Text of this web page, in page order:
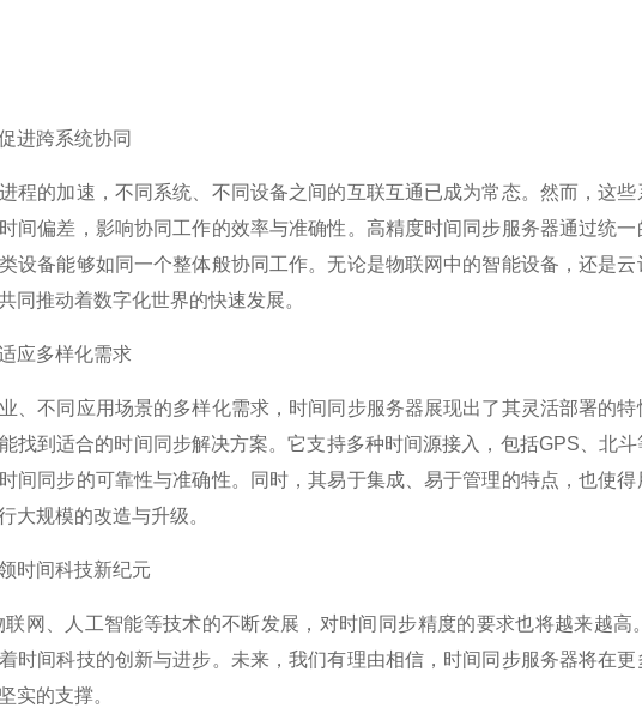
跨系统协同
的加速，不同系统、不同设备之间的互联互通已成为常态。然而，这些
间偏差，影响协同工作的效率与准确性。高精度时间同步服务器通过统
设备能够如同一个整体般协同工作。无论是物联网中的智能设备，还是
同推动着数字化世界的快速发展。
多样化需求
不同应用场景的多样化需求，时间同步服务器展现出了其灵活部署的特
找到适合的时间同步解决方案。它支持多种时间源接入，包括GPS、北
间同步的可靠性与准确性。同时，其易于集成、易于管理的特点，也使
大规模的改造与升级。
间科技新纪元
、人工智能等技术的不断发展，对时间同步精度的要求也将越来越高
时间科技的创新与进步。未来，我们有理由相信，时间同步服务器将在
实的支撑。